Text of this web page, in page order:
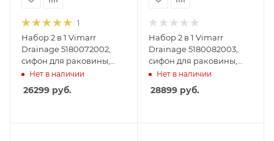
1
Набор 2 в 1 Vimarr
Drainage 5180072002,
сифон для раковины,
донный клапан без
перелива, матовый
белый
Нет в наличии
26299 руб.
Набор 2 в 1 Vimarr
Drainage 5180082003,
сифон для раковины,
донный клапан
универсальный,
матовый белый
Нет в наличии
28899руб.